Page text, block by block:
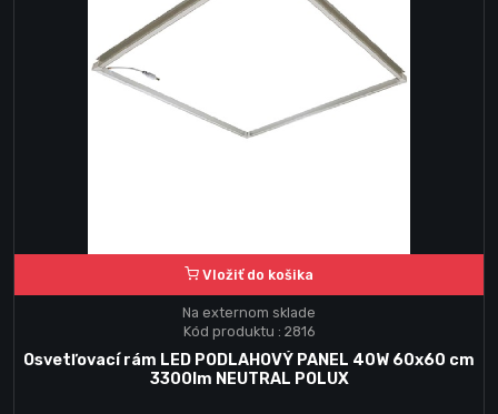
Vložiť do košika
Na externom sklade
Kód produktu : 2816
Osvetľovací rám LED PODLAHOVÝ PANEL 40W 60x60 cm
3300lm NEUTRAL POLUX